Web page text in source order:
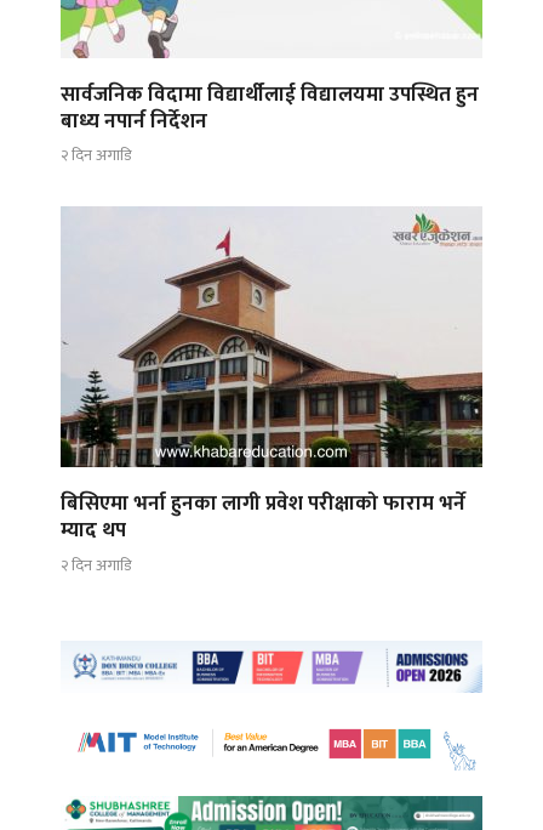
सार्वजनिक विदामा विद्यार्थीलाई विद्यालयमा उपस्थित हुन
बाध्य नपार्न निर्देशन
२ दिन अगाडि
बिसिएमा भर्ना हुनका लागी प्रवेश परीक्षाको फाराम भर्ने
म्याद थप
२ दिन अगाडि